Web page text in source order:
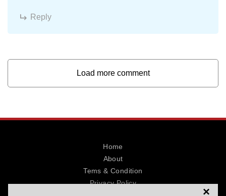
Reply
Load more comment
Home
About
Tems & Condition
Privacy Policy
×